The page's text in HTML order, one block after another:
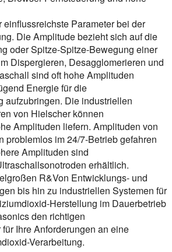
Parameter bei der
Die Amplitude bezieht sich auf die
oder Spitze-Spitze-Bewegung einer
Dispergieren, Desagglomerieren und
sind oft hohe Amplituden
Energie für die
aufzubringen. Die industriellen
von Hielscher können
Amplituden liefern. Amplituden von
problemlos im 24/7-Betrieb gefahren
Amplituden sind
erhältlich.
R&Von Entwicklungs- und
bis hin zu industriellen Systemen für
Herstellung im Dauerbetrieb
den richtigen
Ihre Anforderungen an eine
Verarbeitung.